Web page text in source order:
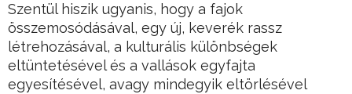
Szentül hiszik ugyanis, hogy a fajok
összemosódásával, egy új, keverék rassz
létrehozásával, a kulturális különbségek
eltüntetésével és a vallások egyfajta
egyesítésével, avagy mindegyik eltörlésével